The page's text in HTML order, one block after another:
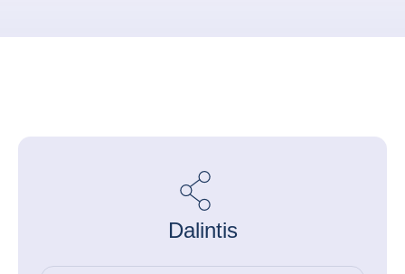
Dalintis